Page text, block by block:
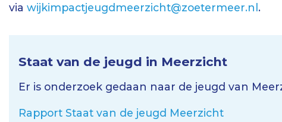
via wijkimpactjeugdmeerzicht@zoetermeer.nl.
Staat van de jeugd in Meerzicht
Er is onderzoek gedaan naar de jeugd van
Rapport Staat van de jeugd Meerzicht